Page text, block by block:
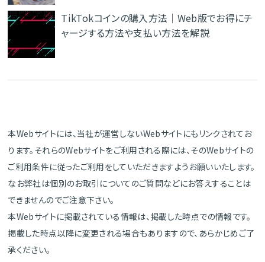
TikTokコインの購入方法｜Web版でお得にチ
ャージする方法や支払い方法を解説
本Webサイトには、当社が運営しないWebサイトにもリンクされてお
ります。それらのWebサイトをご利用される際には、そのWebサイトの
ご利用条件に従ったご利用をしていただきますようお願いいたします。
なお弊社は個別のお取引についてのご質問などにお答えすることは
できませんのでご注意下さい。
本Webサイトに掲載されている情報は、掲載した時点での情報です。
掲載した時点以降に変更される場合もありますので、あらかじめご了
承ください。